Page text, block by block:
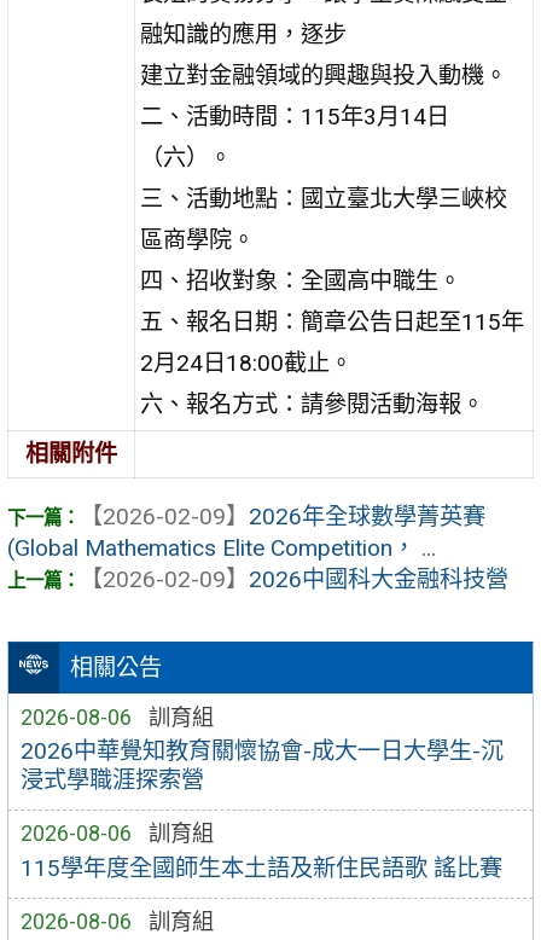
相關公告
2026-08-06 訓育組
2026中華覺知教育關懷協會-成大一日大學生-沉
浸式學職涯探索營
2026-08-06 訓育組
115學年度全國師生本土語及新住民語歌 謠比賽
2026-08-06 訓育組
融知識的應用，逐步
建立對金融領域的興趣與投入動機。
二、活動時間：115年3月14日
（六）。
三、活動地點：國立臺北大學三峽校
區商學院。
四、招收對象：全國高中職生。
五、報名日期：簡章公告日起至115年
2月24日18:00截止。
六、報名方式：請參閱活動海報。
相關附件
【2026-02-09】 2026年全球數學菁英賽
(Global Mathematics Elite Competition， ...
【2026-02-09】 2026中國科大金融科技營